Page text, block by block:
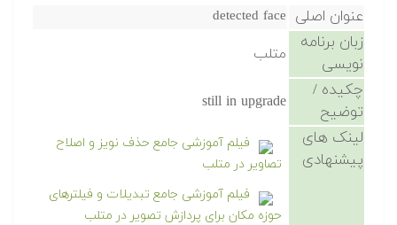
عنوان اصلی detected face
زبان برنامه
نویسی
متلب
چکیده /
توضیح
still in upgrade
لینک های
پیشنهادی
فیلم آموزشی جامع حذف نویز و اصلاح
تصاویر در متلب
فیلم آموزشی جامع تبدیلات و فیلترهای
حوزه مکان برای پردازش تصویر در متلب